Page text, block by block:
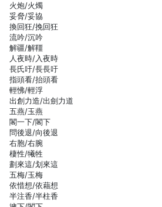
火炮/火燭
妥脅/妥協
換回狂/挽回狂
流吟/沉吟
解疆/解韁
人夜時/入夜時
長氏吁/長長吁
指頭看/抬頭看
輕怫/輕浮
出創力造/出劍力道
五燕/玉燕
閣一下/閣下
問後退/向後退
右胞/右腕
棲性/犧牲
劃來這/划來這
五梅/玉梅
依惜想/依藉想
半注香/半柱香